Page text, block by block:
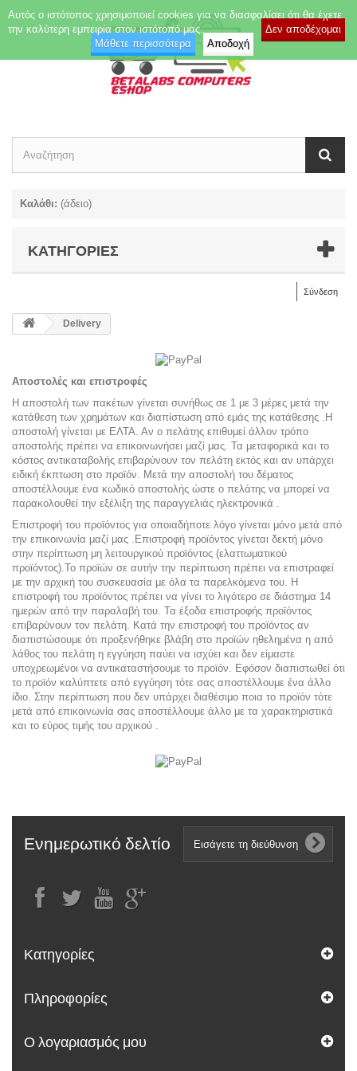
Καλάθι: (άδειο)
ΚΑΤΗΓΟΡΊΕΣ
Αυτός ο ιστότοπος χρησιμοποιεί cookies για να διασφαλίσει ότι θα έχετε
την καλύτερη εμπειρία στον ιστότοπό μας.
Δεν αποδέχομαι
Αποδοχή
Μάθετε περισσότερα
Σύνδεση
Delivery
Αποστολές και επιστροφές
H αποστολή των πακέτων γίνεται συνήθως σε 1 με 3 μέρες μετά την
κατάθεση των χρημάτων και διαπίστωση από εμάς της κατάθεσης .Η
αποστολή γίνεται με ΕΛΤΑ. Αν ο πελάτης επιθυμεί άλλον τρόπο
αποστολής πρέπει να επικοινωνήσει μαζί μας. Τα μεταφορικά και το
κόστος αντικαταβολής επιβαρύνουν τον πελάτη εκτός και αν υπάρχει
ειδική έκπτωση στο προϊόν. Μετά την αποστολή του δέματος
αποστέλλουμε ένα κωδικό αποστολής ώστε ο πελάτης να μπορεί να
παρακολουθεί την εξέλιξη της παραγγελιάς ηλεκτρονικά .
Επιστροφή του προϊόντος για οποιαδήποτε λόγο γίνεται μόνο μετά από
την επικοινωνία μαζί μας . Επιστροφή προϊόντος γίνεται δεκτή μόνο
στην περίπτωση μη λειτουργικού προϊόντος (ελαττωματικού
προϊόντος).Το προϊών σε αυτήν την περίπτωση πρέπει να επιστραφεί
με την αρχική του συσκευασία με όλα τα παρελκόμενα του. Η
επιστροφή του προϊόντος πρέπει να γίνει το λιγότερο σε διάστημα 14
ημερών από την παραλαβή του. Τα έξοδα επιστροφής προϊόντος
επιβαρύνουν τον πελάτη. Κατά την επιστροφή του προϊόντος αν
διαπιστώσουμε ότι προξενήθηκε βλάβη στο προϊών ηθελημένα η από
λάθος του πελάτη η εγγύηση παύει να ισχύει και δεν είμαστε
υποχρεωμένοι να αντικαταστήσουμε το προϊόν. Εφόσον διαπιστωθεί ότι
το προϊόν καλύπτετε από εγγύηση τότε σας αποστέλλουμε ένα άλλο
ίδιο. Στην περίπτωση που δεν υπάρχει διαθέσιμο ποια το προϊόν τότε
μετά από επικοινωνία σας αποστέλλουμε άλλο με τα χαρακτηριστικά
και το εύρος τιμής του αρχικού .
Ενημερωτικό δελτίο
Κατηγορίες
Πληροφορίες
Ο λογαριασμός μου